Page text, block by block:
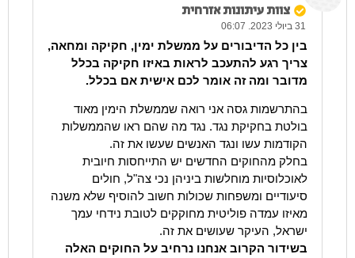
צוות עיתונות אזרחית
31 ביולי 2023. 06:07
בין כל הדיבורים על ממשלת ימין, חקיקה ומחאה,
צריך רגע להתעכב לראות באיזו חקיקה בכלל
מדובר ומה זה אומר לכם אישית אם בכלל.
בהתרשמות גסה אני רואה שממשלת הימין מאוד
בולטת בחקיקת נגד. נגד מה שהם ראו שהממשלות
הקודמות עשו ונגד האנשים שעשו את זה.
בחלק מהחוקים החדשים יש התייחסות חיובית
לאוכלוסיות מוחלשות ביניהן נכי צה"ל, חולים
סיעודיים ומשפחות שכולות חשוב להוסיף שלא משנה
מאיזו עמדה פוליטית מחוקקים לטובת נידחי עמך
ישראל, העיקר שעושים את זה.
בשידור הקרוב אנחנו נרחיב על החוקים האלה